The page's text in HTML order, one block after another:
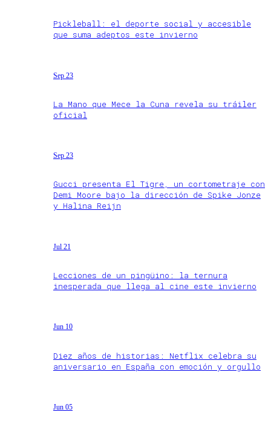
Pickleball: el deporte social y accesible
que suma adeptos este invierno
Sep 23
La Mano que Mece la Cuna revela su tráiler
oficial
Sep 23
Gucci presenta El Tigre, un cortometraje con
Demi Moore bajo la dirección de Spike Jonze
y Halina Reijn
Jul 21
Lecciones de un pingüino: la ternura
inesperada que llega al cine este invierno
Jun 10
Diez años de historias: Netflix celebra su
aniversario en España con emoción y orgullo
Jun 05